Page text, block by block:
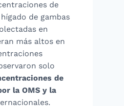
de
de gambas
en
más altos en
solo
de
la OMS y la